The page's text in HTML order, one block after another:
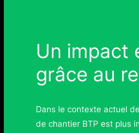
Un impact
grâce au
Dans le contexte actuel
de chantier BTP est plus